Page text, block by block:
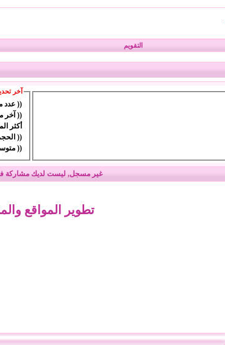
التقويم
آخر تحديث في
(( عدد
(( آخر
أكثر
((
((
غير مسجل, ليست لديك مشاركة
تطوير المواقع